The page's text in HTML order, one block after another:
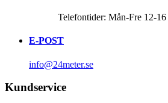
Telefontider: Mån-Fre 12-16
E-POST
info@24meter.se
Kundservice